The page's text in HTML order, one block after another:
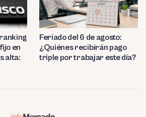
en
alta:
Feriado del 6 de agosto:
¿Quiénes recibirán pago
triple por trabajar este día?